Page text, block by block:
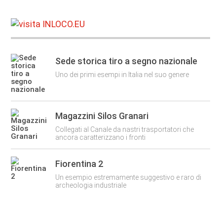
Sede storica tiro a segno nazionale
Uno dei primi esempi in Italia nel suo genere
Magazzini Silos Granari
Collegati al Canale da nastri trasportatori che
ancora caratterizzano i fronti
Fiorentina 2
Un esempio estremamente suggestivo e raro di
archeologia industriale